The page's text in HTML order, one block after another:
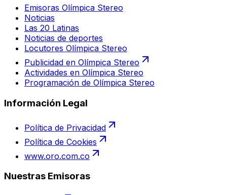
Emisoras Olímpica Stereo
Noticias
Las 20 Latinas
Noticias de deportes
Locutores Olímpica Stereo
Publicidad en Olímpica Stereo
Actividades en Olímpica Stereo
Programación de Olímpica Stereo
Información Legal
Política de Privacidad
Política de Cookies
www.oro.com.co
Nuestras Emisoras